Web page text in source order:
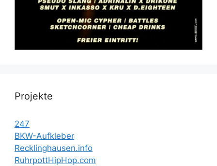
Projekte
247
BKW-Aufkleber
Recklinghausen.info
RuhrpottHipHop.com